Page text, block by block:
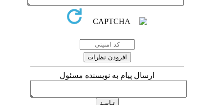
ارسال پیام به نویسنده مسئول